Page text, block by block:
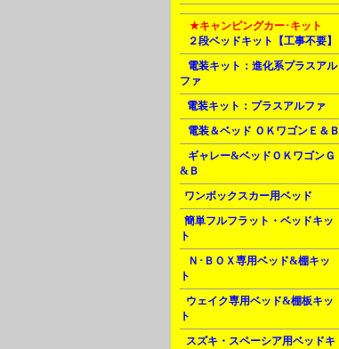
★キャンピングカー･キット
２段ベッドキット【工事不要】
電装キット：進化系プラスアル
ファ
電装キット：プラスアルファ
電装＆ベッド ＯＫワゴンＥ＆Ｂ
ギャレー&ベッドＯＫワゴンＧ
&Ｂ
ワンボックスカー用ベッド
簡単フルフラット・ベッドキッ
ト
Ｎ･ＢＯＸ専用ベッド&棚キッ
ト
ウェイク専用ベッド&棚板キッ
ト
スズキ・スペーシア用ベッドキ